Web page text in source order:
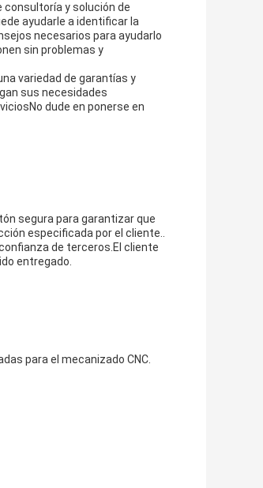
y solución de
ayudarle a identificar la
necesarios para ayudarlo
sin problemas y
variedad de garantías y
sus necesidades
dude en ponerse en
segura para garantizar que
especificada por el cliente..
de terceros.El cliente
entregado.
para el mecanizado CNC.